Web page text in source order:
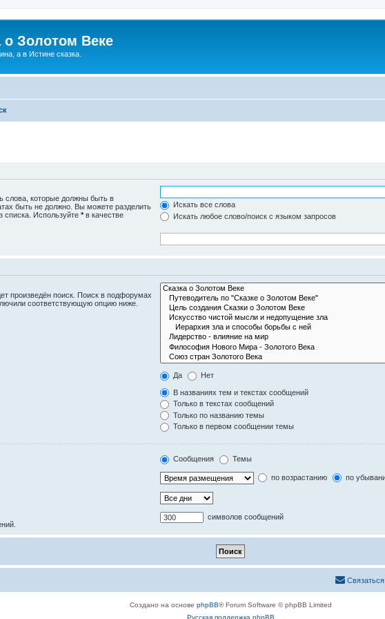
о Золотом Веке
а в Истине сказка.
слова, которые должны быть в
быть не должно. Вы можете разделить
списка. Используйте * в качестве
Искать все слова
Искать любое слово/поиск с языком запросов
произведён поиск. Поиск в подфорумах
соответствующую опцию ниже.
Да Нет
В названиях тем и текстах сообщений
Только в текстах сообщений
Только по названию темы
Только в первом сообщении темы
Сообщения Темы
по возрастанию по
символов сообщений
Создано на основе phpBB® Forum Software © phpBB Limited
Русская поддержка phpBB